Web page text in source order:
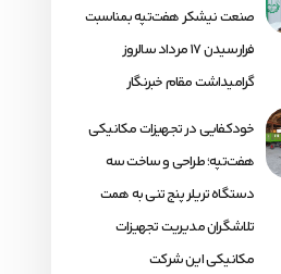
صنعت نیشکر هفت‌تپه بمناسبت
فرارسیدن ۱۷ مرداد سالروز
گرامیداشت مقام خبرنگار
خودکفایی در تجهیزات مکانیکی
هفت‌تپه؛ طراحی و ساخت سه
دستگاه تریلر پنج تنی به همت
تلاشگران مدیریت تجهیزات
مکانیکی این شرکت